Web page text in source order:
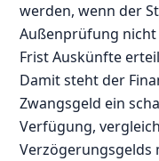
werden, wenn der
Außenprüfung
Frist Auskünfte
Damit steht der
Zwangsgeld ein
Verfügung,
Verzögerungsgelds